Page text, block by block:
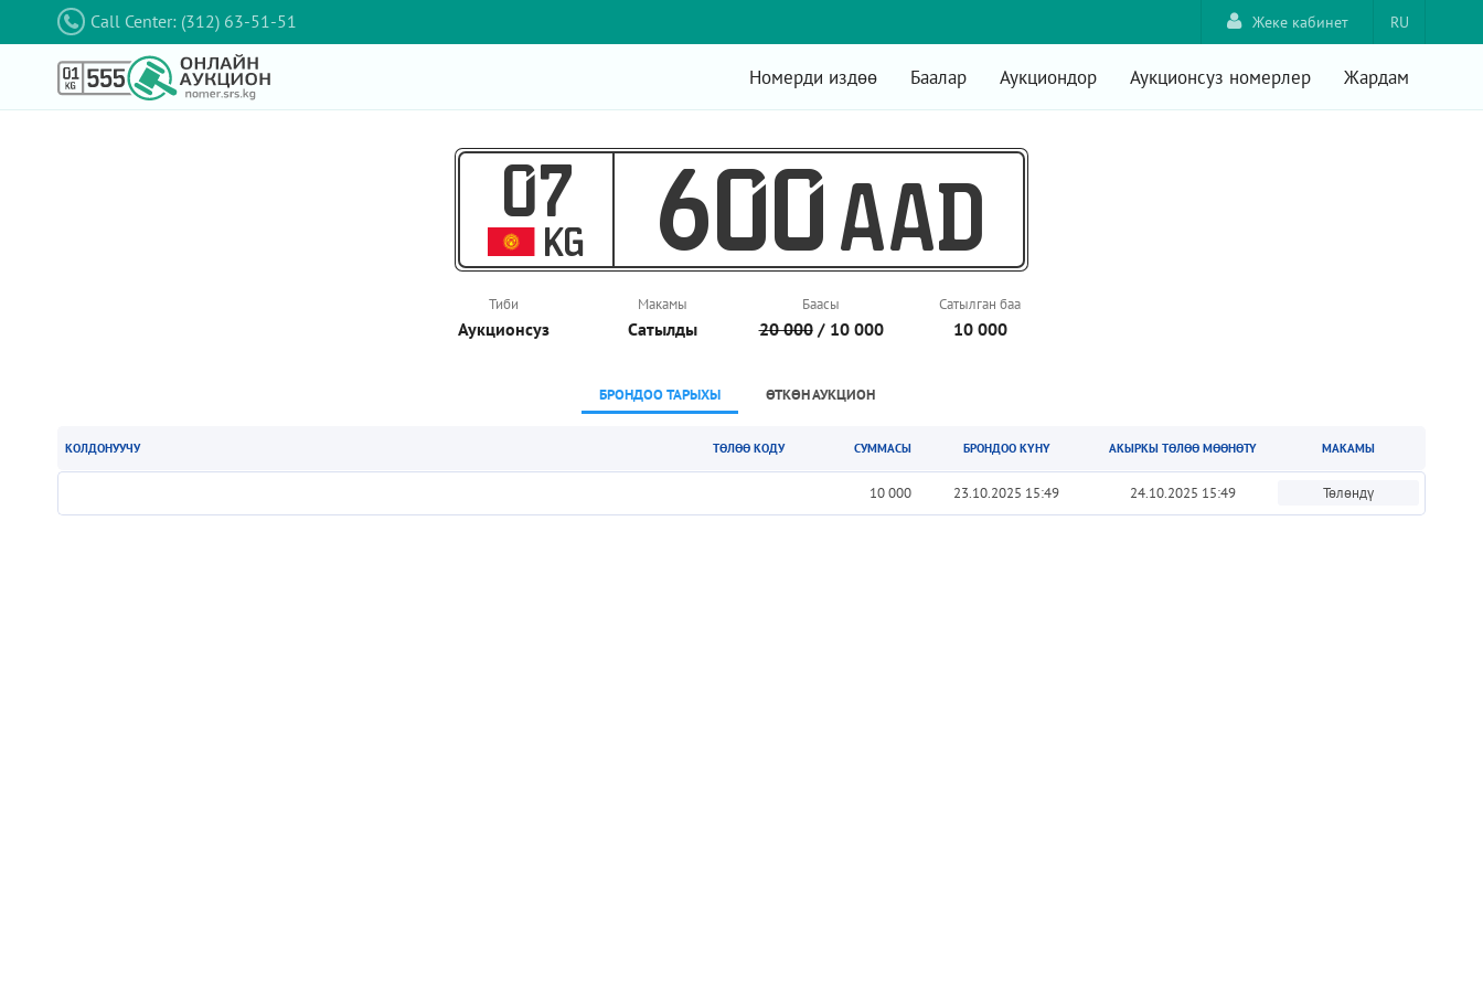
Call Center: (312) 63-51-51 RU
Жеке кабинет
Номерди издөө Баалар Аукциондор Аукционсуз номерлер Жардам
07
KG 600 AAD
Тиби
Аукционcуз
Макамы
Сатылды
Баасы
20 000/ 10 000
Сатылган баа
10 000
БРОНДОО ТАРЫХЫ ӨТКӨН АУКЦИОН
КОЛДОНУУЧУ ТӨЛӨӨ КОДУ СУММАСЫ БРОНДОО КҮНҮ АКЫРКЫ ТӨЛӨӨ МӨӨНӨТҮ МАКАМЫ
10 000 23.10.2025 15:49 24.10.2025 15:49 Төлөндү